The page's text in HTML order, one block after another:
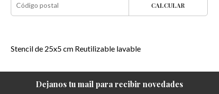
CALCULAR
Stencil de 25x5 cm Reutilizable lavable
Dejanos tu mail para recibir novedades